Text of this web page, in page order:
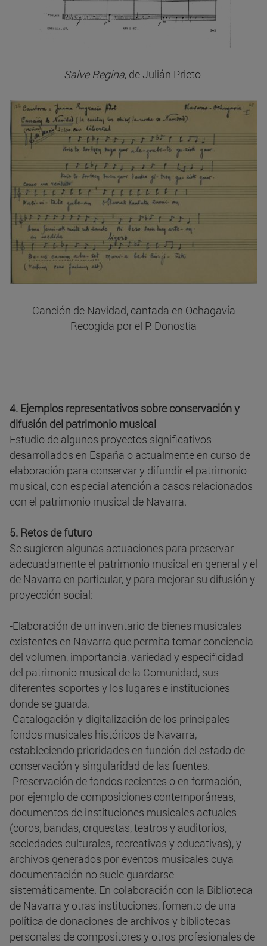
Salve Regina, de Julián Prieto
Canción de Navidad, cantada en Ochagavía
Recogida por el P. Donostia
4. Ejemplos representativos sobre conservación y
difusión del patrimonio musical
Estudio de algunos proyectos significativos
desarrollados en España o actualmente en curso de
elaboración para conservar y difundir el patrimonio
musical, con especial atención a casos relacionados
con el patrimonio musical de Navarra.
5. Retos de futuro
Se sugieren algunas actuaciones para preservar
adecuadamente el patrimonio musical en general y el
de Navarra en particular, y para mejorar su difusión y
proyección social:
-Elaboración de un inventario de bienes musicales
existentes en Navarra que permita tomar conciencia
del volumen, importancia, variedad y especificidad
del patrimonio musical de la Comunidad, sus
diferentes soportes y los lugares e instituciones
donde se guarda.
-Catalogación y digitalización de los principales
fondos musicales históricos de Navarra,
estableciendo prioridades en función del estado de
conservación y singularidad de las fuentes.
-Preservación de fondos recientes o en formación,
por ejemplo de composiciones contemporáneas,
documentos de instituciones musicales actuales
(coros, bandas, orquestas, teatros y auditorios,
sociedades culturales, recreativas y educativas), y
archivos generados por eventos musicales cuya
documentación no suele guardarse
sistemáticamente. En colaboración con la Biblioteca
de Navarra y otras instituciones, fomento de una
política de donaciones de archivos y bibliotecas
personales de compositores y otros profesionales de